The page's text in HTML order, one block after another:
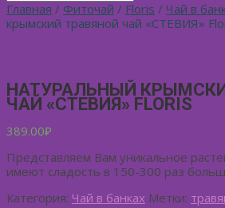
Главная / Фиточай / Floris / Чай в
крымский травяной чай «СТЕВИЯ»
НАТУРАЛЬНЫЙ
ЧАЙ «СТЕВИЯ» FLORIS
389.00₽
Представляем Вам уникальное
имеют сладость в 150-300 раз
Категория: Чай в банках Метки: